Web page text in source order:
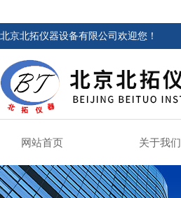
北京北拓仪器设备有限公司欢迎您！
网站首页 关于我们